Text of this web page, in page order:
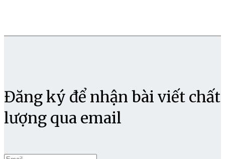
Đăng ký để nhận bài viết chất
lượng qua email